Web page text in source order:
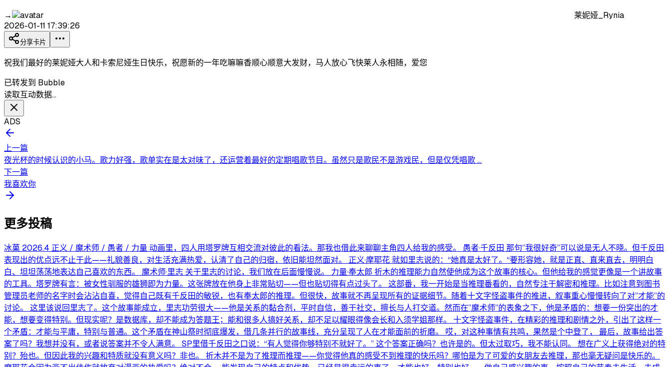
→
莱妮娅_Rynia
2026-01-11 17:39:26
分享卡片
祝我们最好的莱妮娅大人和卡索尼娅生日快乐，祝愿新的一年吃嘛嘛香顺心顺意大发财，马人放心飞快莱人永相随，爱您
已转发到 Bubble
读取互动数据…
ADS
上一篇
夜光杯的时候认识的小马。歌力好强，歌单实在是太对味了，还运营着最好的定期唱歌节目。虽然只是歌民不是游戏民，但是仅凭唱歌 ...
下一篇
我喜欢你
更多投稿
冰菓 2026.4 正义 / 魔术师 / 愚者 / 力量 动画里，四人用塔罗牌互相交流对彼此的看法。那我也借此来聊聊主角四人给我的感受。 愚者·千反田 那句”我很好奇”可以说是无人不晓。但千反田
表现出的优点远不止于此——礼貌善良，对生活充满热爱，认清了自己的归宿，依旧能坦然面对。 正义·摩耶花 就如里志说的：“她真是太好了。“要形容她，就是正直、直来直去，明明白
白、坦坦荡荡地表达自己喜欢的东西。 魔术师·里志 关于里志的讨论，我们放在后面慢慢说。 力量·奉太郎 折木的推理能力自然使他成为这个故事的核心。但他给我的感觉更像是一个讲故事
的工具。塔罗牌有言：被女性驯服的雄狮即为力量。这张牌放在他身上非常贴切——但也贴切得有点过头了。 这部番，我一开始是当推理番看的，自然专注于解密和推理。比如注意到图书
管理员老师的名字时会沾沾自喜，觉得自己既有千反田的敏锐，也有奉太郎的推理。但很快，故事就不再呈现所有的证据细节。随着十文字怪盗事件的推进，叙事重心慢慢转向了对”才能”的
讨论。 这里该说回里志了。这个故事能成立，里志功劳很大——他是关系的黏合剂，平时自信，善于社交，擅长与人打交道。然而在”魔术师”的表象之下，他是矛盾的：想要一份突出的才
能，想要变得特别。但现实呢？是数据库，却不能成为答题王；能和很多人搞好关系，却不足以耀眼得像会长和入须学姐那样。 十文字怪盗事件，在精彩的推理和剧情之外，引出了这样一
个矛盾：才能与平庸，特别与普通。这个矛盾在神山祭时彻底爆发，借几条并行的故事线，充分呈现了人在才能面前的折磨。 哎，对这种事情有共鸣，果然是个中登了， 最后，故事给出答
案了吗？我想并没有，或者说答案并不令人满意。 SP里借千反田之口说：“有人觉得你够特别不就好了。” 这个答案正确吗？也许是的。但太过取巧，我不能认同。 想在广义上获得绝对的特
别？殆也。但因此我的兴趣和特质就没有意义吗？非也。 折木并不是为了推理而推理——你觉得他真的感受不到推理的快乐吗？哪怕是为了可爱的女朋友去推理，那也毫无疑问是快乐的。